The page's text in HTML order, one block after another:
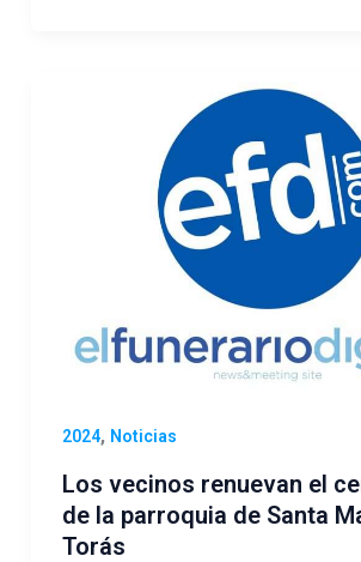
2024, Noticias
Los vecinos renuevan el
de la parroquia de Santa
Torás